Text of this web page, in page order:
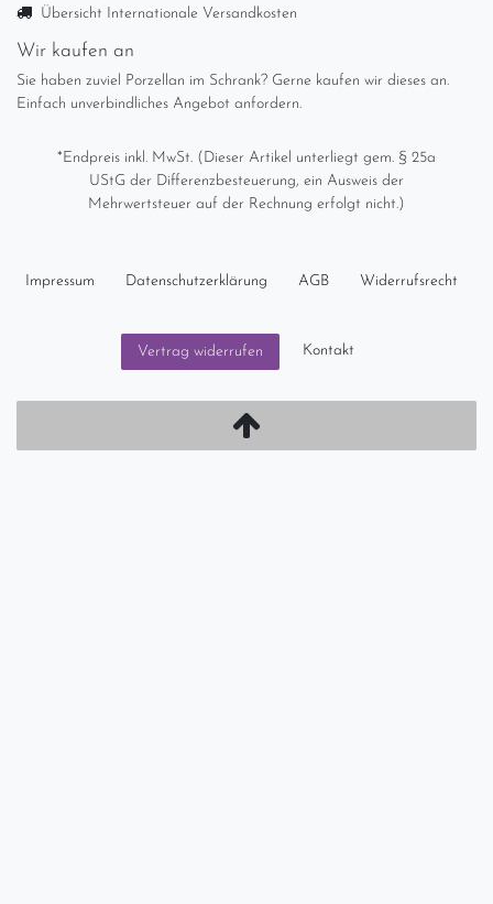
Übersicht Internationale Versandkosten
Wir kaufen an
Sie haben zuviel Porzellan im Schrank? Gerne kaufen wir dieses an.
Einfach unverbindliches Angebot anfordern.
*Endpreis inkl. MwSt. (Dieser Artikel unterliegt gem. § 25a
UStG der Differenzbesteuerung, ein Ausweis der
Mehrwertsteuer auf der Rechnung erfolgt nicht.)
Impressum Daten­schutz­erklärung AGB Widerrufs­recht
Vertrag widerrufen Kontakt